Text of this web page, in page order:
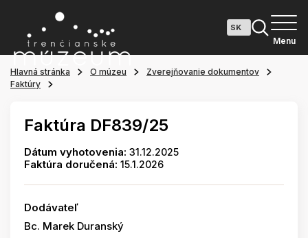
Menu
Hlavná stránka O múzeu
Zverejňovanie dokumentov
Faktúry
Faktúra DF839/25
Dátum vyhotovenia: 31.12.2025
Faktúra doručená: 15.1.2026
Dodávateľ
Bc. Marek Duranský